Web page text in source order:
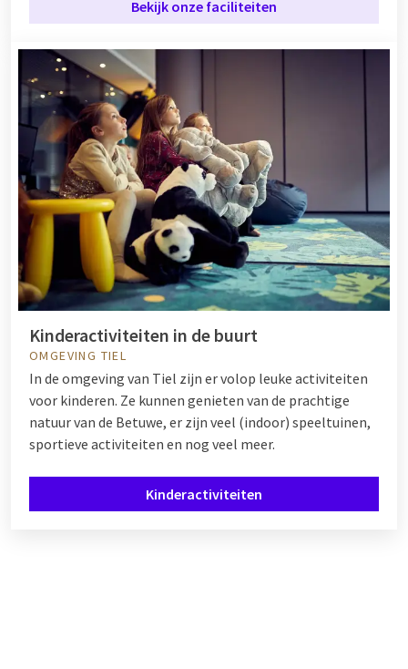
Bekijk onze faciliteiten
Kinderactiviteiten in de buurt
OMGEVING TIEL
In de omgeving van Tiel zijn er volop leuke activiteiten
voor kinderen. Ze kunnen genieten van de prachtige
natuur van de Betuwe, er zijn veel (indoor) speeltuinen,
sportieve activiteiten en nog veel meer.
Kinderactiviteiten